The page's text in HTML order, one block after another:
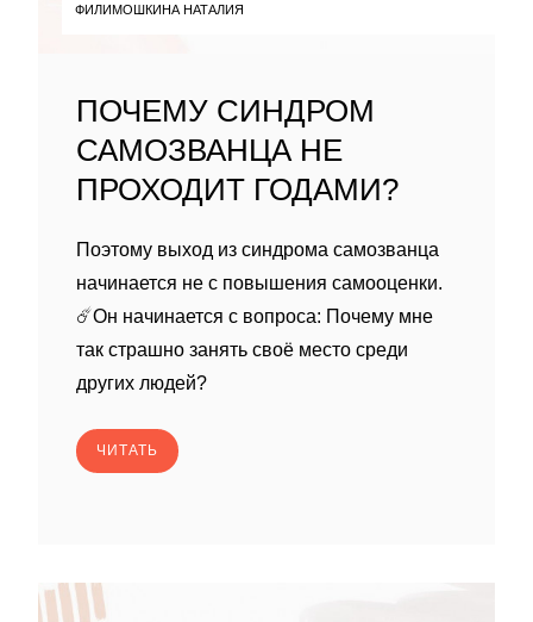
ФИЛИМОШКИНА НАТАЛИЯ
ПОЧЕМУ СИНДРОМ
САМОЗВАНЦА НЕ
ПРОХОДИТ ГОДАМИ?
Поэтому выход из синдрома самозванца
начинается не с повышения самооценки.
☄️Он начинается с вопроса: Почему мне
так страшно занять своё место среди
других людей?
ЧИТАТЬ